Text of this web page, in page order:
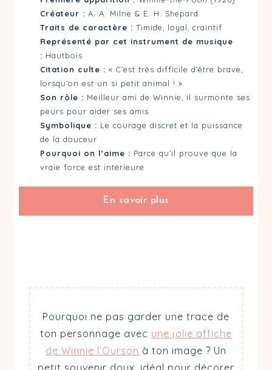
B – Tu suis ton cœur et ton instinct
C – Tu consultes ceux en qui tu as confiance
D – Tu rumines longtemps avant d’agir
On t’organise une fête surprise. Ta
A – Tu sautes de joie et tu bondis partout
B – Tu es touché… mais un peu mal à l’aise
C – Tu souris avec gratitude et proposes
D – Tu te retires pour observer depuis un
Quel compliment te ferait le plus plaisir ?
A – “Tu es toujours là quand on a besoin de
B – “Tu rends les choses plus simples.”
C – “Tu as une énergie qui change tout !”
C – Apprendre et comprendre
Dans une équipe, tu es plutôt…
A – Le cœur qui veille discrètement
B – Le cadre fiable et rassurant
Créateur : A. A. Milne & E. H. Shepard
Traits de caractère : Timide, loyal, craintif
Représenté par cet instrument de musique
: Hautbois
Citation culte : « C’est très difficile d’être brave,
lorsqu’on est un si petit animal ! »
Son rôle : Meilleur ami de Winnie, il surmonte ses
peurs pour aider ses amis
Symbolique : Le courage discret et la puissance
de la douceur
Pourquoi on l’aime : Parce qu’il prouve que la
vraie force est intérieure
En savoir plus
Pourquoi ne pas garder une trace de
ton personnage avec une jolie affiche
de Winnie l’Ourson à ton image ? Un
petit souvenir doux, idéal pour décorer